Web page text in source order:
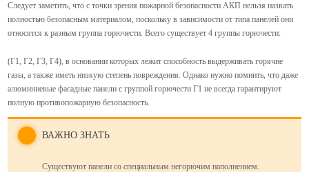
Следует заметить, что с точки зрения пожарной безопасности АКП нельзя назвать
полностью безопасным материалом, поскольку в зависимости от типа панелей они
относятся к разным группа горючести. Всего существует 4 группы горючести:
(Г1, Г2, Г3, Г4), в основании которых лежит способность выдерживать горячие
газы, а также иметь низкую степень повреждения. Однако нужно помнить, что даже
алюминиевые фасадные панели с группой горючести Г1 не всегда гарантируют
полную противопожарную безопасность.
ВАЖНО ЗНАТЬ
Существуют панели со специальным негорючим наполнением.